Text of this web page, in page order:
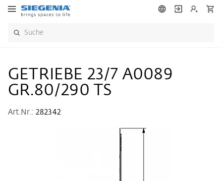
GETRIEBE 23/7 A0089
GR.80/290 TS
Art.Nr.: 282342